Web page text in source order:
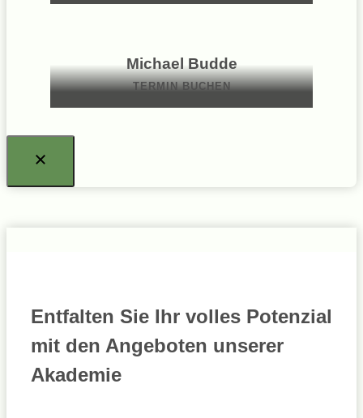
Michael Budde
TERMIN BUCHEN
Entfalten Sie Ihr volles Potenzial
mit den Angeboten unserer
Akademie